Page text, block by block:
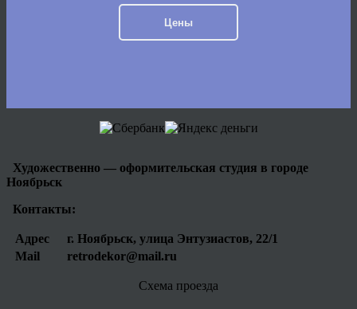
Цены
Художественно — оформительская студия в городе
Ноябрьск
Контакты:
Адрес
г. Ноябрьск, улица Энтузиастов, 22/1
Mail
retrodekor@mail.ru
Схема проезда